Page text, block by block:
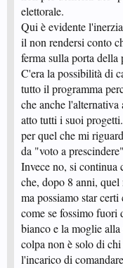
elettorale.
Qui è evidente
il non rendersi conto
ferma sulla porta della
C'era la possibilità di
tutto il programma
che anche
atto tutti i suoi
per quel che mi
da "voto a
Invece no, si continua
che, dopo 8 anni,
ma possiamo star
come se fossimo
bianco e la moglie
colpa non è solo di
l'incarico di